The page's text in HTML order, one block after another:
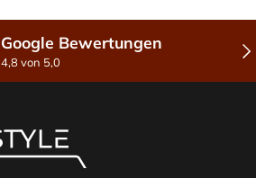
Google Bewertungen
4,8 von 5,0